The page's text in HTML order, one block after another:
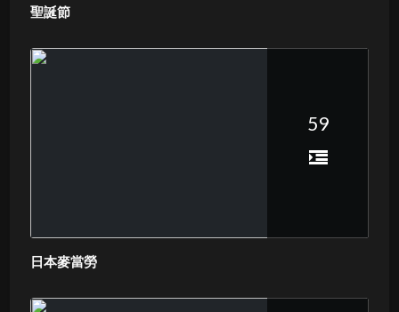
聖誕節
59
日本麥當勞